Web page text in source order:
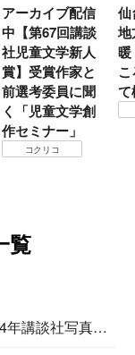
ーカイブ配信
【第67回講談
児童文学新人
】受賞作家と
選考委員に聞
「児童文学創
セミナー」
コクリコ
仙
地
暖
こ
て
覧
年講談社写真部